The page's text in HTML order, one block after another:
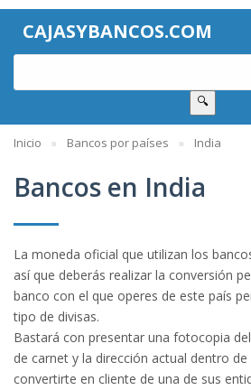
CAJASYBANCOS.COM
🔍
Inicio Bancos por países India
Bancos en India
La moneda oficial que utilizan los
así que deberás realizar la conversión
banco con el que operes de este país
tipo de divisas.
Bastará con presentar una fotocopia
de carnet y la dirección actual dentro de
convertirte en cliente de una de sus